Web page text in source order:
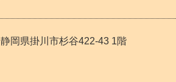
静岡県掛川市杉谷422-43 1階